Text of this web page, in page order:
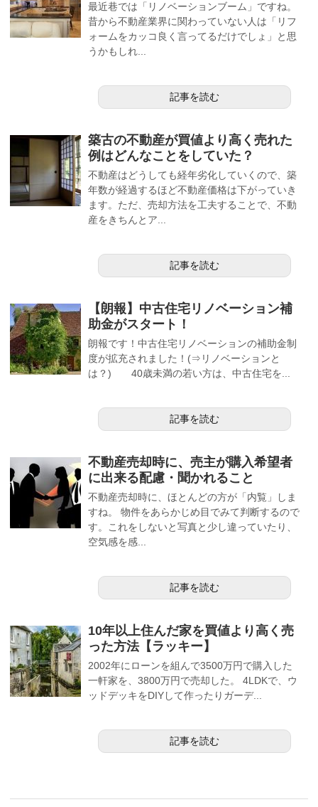
最近巷では「リノベーションブーム」ですね。
昔から不動産業界に関わっていない人は「リフ
ォームをカッコ良く言ってるだけでしょ」と思
うかもしれ...
記事を読む
築古の不動産が買値より高く売れた
例はどんなことをしていた？
不動産はどうしても経年劣化していくので、築
年数が経過するほど不動産価格は下がっていき
ます。ただ、売却方法を工夫することで、不動
産をきちんとア...
記事を読む
【朗報】中古住宅リノベーション補
助金がスタート！
朗報です！中古住宅リノベーションの補助金制
度が拡充されました！(⇒リノベーションと
は？) 40歳未満の若い方は、中古住宅を...
記事を読む
不動産売却時に、売主が購入希望者
に出来る配慮・聞かれること
不動産売却時に、ほとんどの方が「内覧」しま
すね。 物件をあらかじめ目でみて判断するので
す。これをしないと写真と少し違っていたり、
空気感を感...
記事を読む
10年以上住んだ家を買値より高く売
った方法【ラッキー】
2002年にローンを組んで3500万円で購入した
一軒家を、3800万円で売却した。 4LDKで、ウ
ッドデッキをDIYして作ったりガーデ...
記事を読む